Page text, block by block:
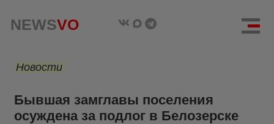
NEWSVO
Новости
Бывшая замглавы поселения
осуждена за подлог в Белозерске